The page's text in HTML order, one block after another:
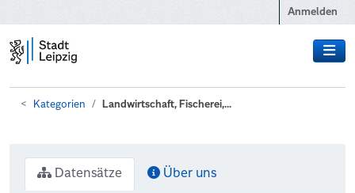
Anmelden
Kategorien Landwirtschaft, Fischerei,...
Datensätze Über uns